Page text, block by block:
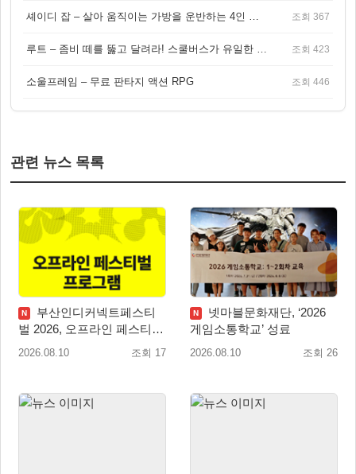
셰이디 잡 – 살아 움직이는 가방을 운반하는 4인 협동 물리 어드벤처 게임 조회 367
루트 – 좀비 떼를 뚫고 달려라! 스쿨버스가 유일한 집이 되는 4인 협동 생존 게임 조회 423
소울프레임 – 무료 판타지 액션 RPG 조회 446
관련 뉴스 목록
N
부산인디커넥트페스티
벌 2026, 오프라인 페스티벌
이벤트 공개
2026.08.10 조회 17
N
넷마블문화재단, ‘2026
게임소통학교’ 성료
2026.08.10 조회 26